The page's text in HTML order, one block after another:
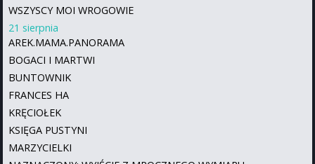
WSZYSCY MOI WROGOWIE
21 sierpnia
AREK.MAMA.PANORAMA
BOGACI I MARTWI
BUNTOWNIK
FRANCES HA
KRĘCIOŁEK
KSIĘGA PUSTYNI
MARZYCIELKI